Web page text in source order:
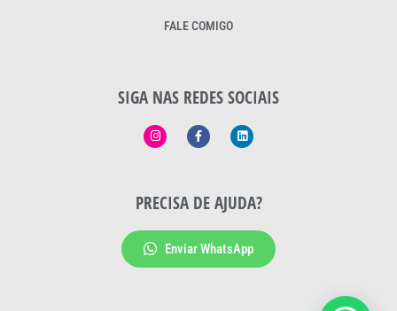
FALE COMIGO
SIGA NAS REDES SOCIAIS
PRECISA DE AJUDA?
Enviar WhatsApp